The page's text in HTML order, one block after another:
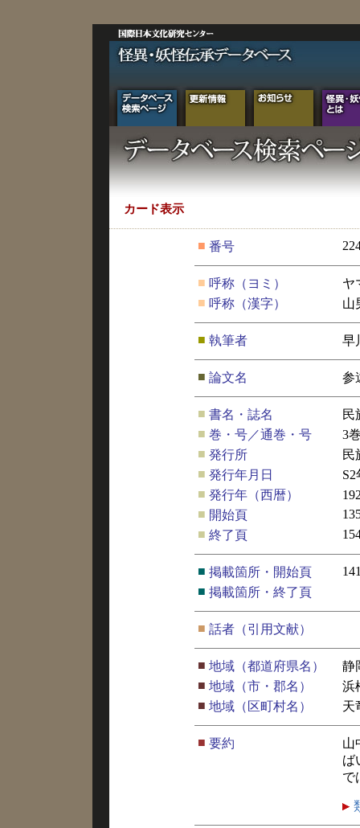
カード表示
■ 番号
■ 呼称（ヨミ）
ヤ
■ 呼称（漢字） 山
■ 執筆者 早
■ 論文名 参
■ 書名・誌名
民
■ 巻・号／通巻・号
3
■ 発行所
民
■ 発行年月日
■ 発行年（西暦）
■ 開始頁
■ 終了頁
■ 掲載箇所・開始頁
■ 掲載箇所・終了頁
■ 話者（引用文献）
■ 地域（都道府県名）
静
■ 地域（市・郡名）
浜
■ 地域（区町村名） 天
■ 要約
山
ば
で